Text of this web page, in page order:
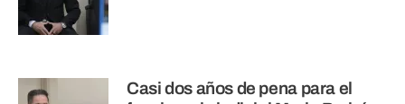
Casi dos años de pena para el